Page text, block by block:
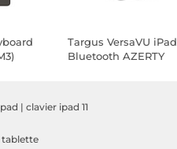
Targus VersaVU iPad
Bluetooth AZERTY
| clavier ipad 11